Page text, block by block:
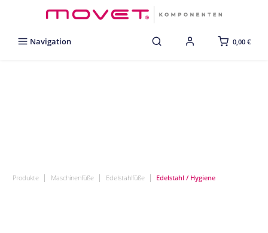
Navigation 0,00 €
Produkte | Maschinenfüße | Edelstahlfüße | Edelstahl / Hygiene